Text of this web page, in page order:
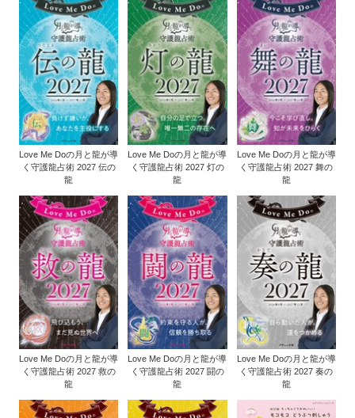
Love Me Doの月と龍が導
く守護龍占術 2027 伝の
龍
Love Me Doの月と龍が導
く守護龍占術 2027 灯の
龍
Love Me Doの月と龍が導
く守護龍占術 2027 舞の
龍
Love Me Doの月と龍が導
く守護龍占術 2027 救の
龍
Love Me Doの月と龍が導
く守護龍占術 2027 闘の
龍
Love Me Doの月と龍が導
く守護龍占術 2027 奏の
龍